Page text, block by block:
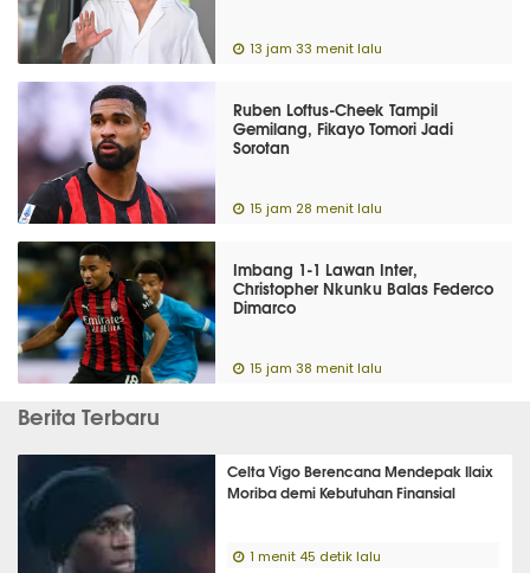
13 jam 33 menit lalu
Ruben Loftus-Cheek Tampil
Gemilang, Fikayo Tomori Jadi
Sorotan
15 jam 28 menit lalu
Imbang 1-1 Lawan Inter,
Christopher Nkunku Balas Federco
Dimarco
15 jam 38 menit lalu
Berita Terbaru
Celta Vigo Berencana Mendepak Ilaix
Moriba demi Kebutuhan Finansial
1 menit 45 detik lalu